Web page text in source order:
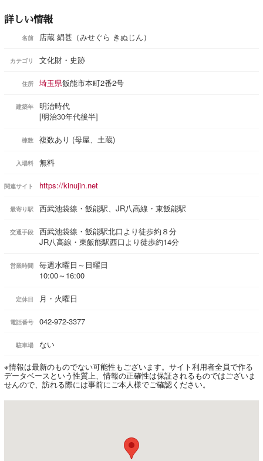
詳しい情報
名前 店蔵 絹甚（みせぐら きぬじん）
カテゴリ 文化財・史跡
住所 埼玉県飯能市本町2番2号
建築年
明治時代
[明治30年代後半]
棟数 複数あり (母屋、土蔵)
入場料 無料
関連サイト https://kinujin.net
最寄り駅 西武池袋線・飯能駅、JR八高線・東飯能駅
交通手段
西武池袋線・飯能駅北口より徒歩約８分
JR八高線・東飯能駅西口より徒歩約14分
営業時間
毎週水曜日～日曜日
10:00～16:00
定休日 月・火曜日
電話番号 042-972-3377
駐車場
ない
※情報は最新のものでない可能性もございます。サイト利用者全員で作る
データベースという性質上、情報の正確性は保証されるものではございま
せんので、訪れる際には事前にご本人様でご確認ください。